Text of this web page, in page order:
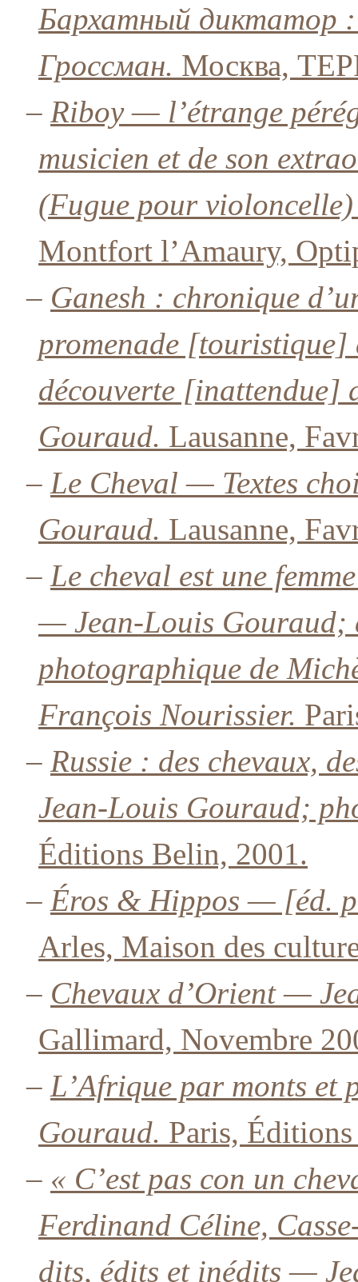
Бархатный диктатор
Гроссман. Москва,
– Riboy — l’étrange
musicien et de son
(Fugue pour
Montfort l’Amaury,
– Ganesh : chronique
promenade [touristique]
découverte
Gouraud. Lausanne,
– Le Cheval — Textes
Gouraud. Lausanne,
– Le cheval est une
— Jean-Louis Gouraud;
photographique de
François Nourissier.
– Russie : des chevaux,
Jean-Louis Gouraud;
Éditions Belin, 2001.
– Éros & Hippos — [éd.
Arles, Maison des
– Chevaux d’Orient —
Gallimard, Novembre
– L’Afrique par monts et
Gouraud. Paris,
– « C’est pas con un
Ferdinand Céline,
dits, édits et inédits —